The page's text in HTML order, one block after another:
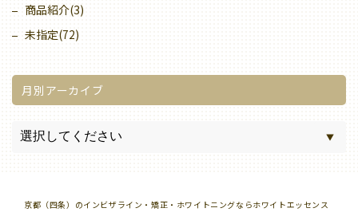
商品紹介(3)
未指定(72)
月別アーカイブ
京都（四条）のインビザライン・矯正・ホワイトニングならホワイトエッセンス